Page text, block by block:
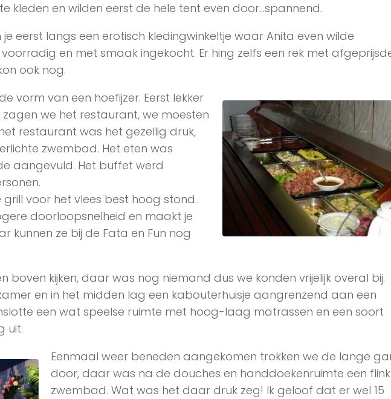
kleden en wilden eerst de hele tent even door…spannend.
eerst langs een erotisch kledingwinkeltje waar Anita even wilde
en met smaak ingekocht. Er hing zelfs een rek met
ook nog.
vorm van een hoefijzer. Eerst lekker
we het restaurant, we moesten
restaurant was het gezellig druk,
zwembad. Het eten was
aangevuld. Het buffet werd
voor het vlees best hoog stond.
doorloopsnelheid en maakt je
kunnen ze bij de Fata en Fun nog
boven kijken, daar was nog niemand dus we konden vrijelijk overal bij.
en in het midden lag een kabouterhuisje aangrenzend aan een
een wat speelse ruimte met hoog-laag matrassen en een soort
uit.
Eenmaal weer beneden aangekomen trokken we de lange
door, daar was na de douches en handdoekenruimte een flink
zwembad. Wat was het daar druk zeg! Ik geloof dat er wel 15